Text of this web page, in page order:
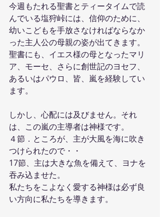
今週もたれる聖書とティータイムで読
んでいる塩狩峠には、信仰のために、
幼いこどもを手放さなければならなか
った主人公の母親の姿が出てきます。
聖書にも、イエス様の母となったマリ
ア、モーセ、さらに創世記のヨセフ、
あるいはパウロ、皆、嵐を経験してい
ます。
しかし、心配には及びません。それ
は、この嵐の主導者は神様です。
４節．ところが、主が大風を海に吹き
つけられたので・・
17節、主は大きな魚を備えて、ヨナを
吞み込ませた。
私たちをこよなく愛する神様は必ず良
い方向に私たちを導きます。